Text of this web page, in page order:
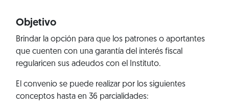
Objetivo
Brindar la opción para que los patrones o aportantes
que cuenten con una garantía del interés fiscal
regularicen sus adeudos con el Instituto.
El convenio se puede realizar por los siguientes
conceptos hasta en 36 parcialidades: